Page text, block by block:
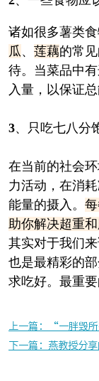
诸如很多薯类
瓜 、 莲藕的常
待。当菜品中
入量，以保证
3、只吃七八分
在当前的社会
力活动，在消
能量的摄入。
助你解决超重和
其实对于我们
也是最精彩的
求吃好。最重